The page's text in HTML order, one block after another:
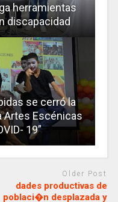
herramientas
discapacidad
se cerró la
Artes Escénicas
19”
Older Post
dades productivas de
poblaci�n desplazada y